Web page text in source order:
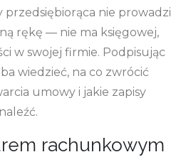
przedsiębiorąca nie prowadzi
rękę — nie ma księgowej,
w swojej firmie. Podpisując
wiedzieć, na co zwrócić
umowy i jakie zapisy
rachunkowym